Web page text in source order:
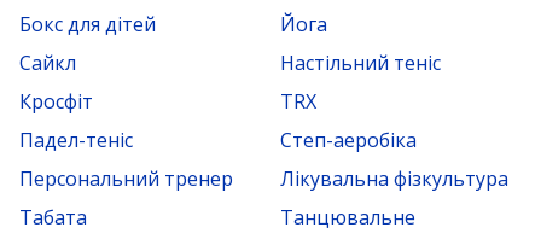
Бокс для дітей
Йога
Сайкл
Настільний теніс
Кросфіт
TRX
Падел-теніс
Степ-аеробіка
Персональний тренер
Лікувальна фізкультура
Табата
Танцювальне